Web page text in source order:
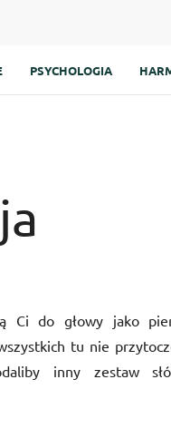
PSYCHOLOGIA
Ci do głowy jako
tu nie
inny zestaw